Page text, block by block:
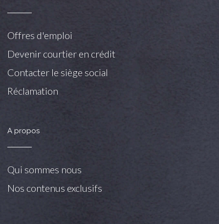
Offres d'emploi
Devenir courtier en crédit
Contacter le siège social
Réclamation
A propos
Qui sommes nous
Nos contenus exclusifs